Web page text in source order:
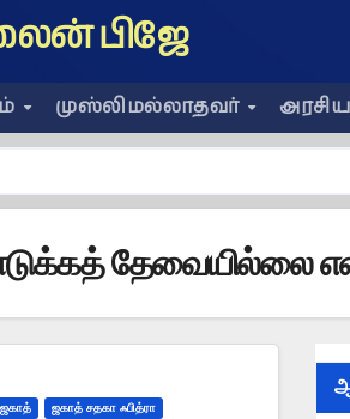
பிஜே
முஸ்லிமல்லாதவர்
தேவையில்லை
ஜகாத் ஜகாத் சதகா ஃபித்ரா